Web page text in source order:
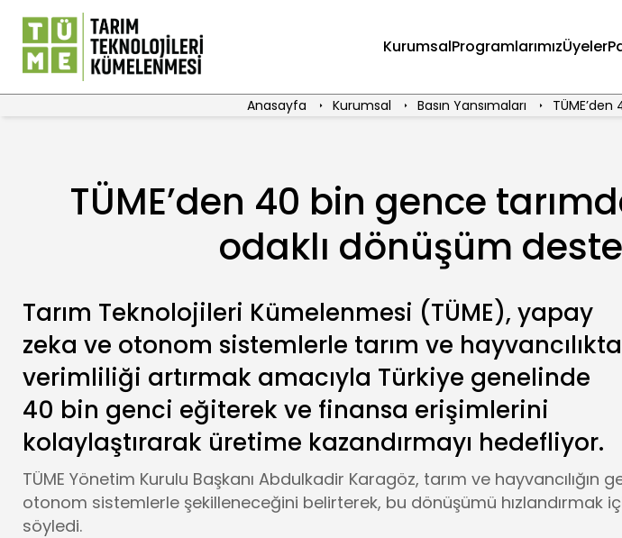
KurumsalProgramlarımızÜyeler
Anasayfa Kurumsal Basın Yansımaları
TÜME’den 40 bin gence
odaklı dönüşüm
Tarım Teknolojileri Kümelenmesi (TÜME), yapay
zeka ve otonom sistemlerle tarım ve hayvancılıkta
verimliliği artırmak amacıyla Türkiye genelinde
40 bin genci eğiterek ve finansa erişimlerini
kolaylaştırarak üretime kazandırmayı hedefliyor.
TÜME Yönetim Kurulu Başkanı Abdulkadir Karagöz, tarım ve hayvancılığın
otonom sistemlerle şekilleneceğini belirterek, bu dönüşümü hızlandırmak
söyledi.